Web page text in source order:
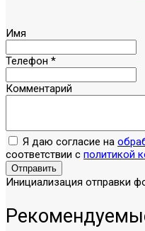
Имя
Телефон *
Комментарий
Я даю согласие на
соответствии с политикой
Отправить
Инициализация отправки